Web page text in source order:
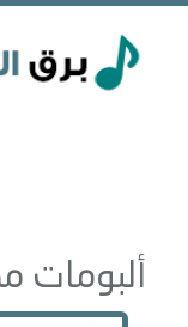
ألبومات